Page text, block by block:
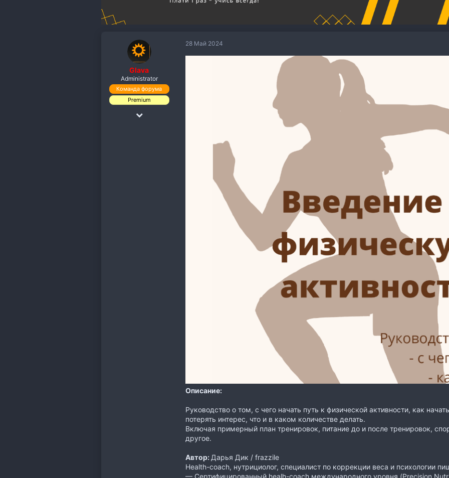
Glava
Administrator
Команда форума
Premium
18 Дек 2018
28 Май 2024
Описание:
Руководство о том, с чего начать путь к физической активности, как
потерять интерес, что и в каком количестве делать.
Включая примерный план тренировок, питание до и после тренировок,
другое.
Автор: Дарья Дик / ‌frazzile
Health-coach, нутрициолог, специалист по коррекции веса и психологии
— Сертифицированный healh-coach международного уровня (Precision